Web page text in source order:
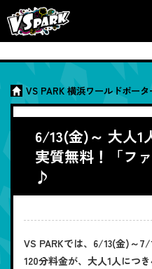
VS PARK 横浜ワールドポータ
6/13(金)～ 大人1
実質無料！「フ
♪
VS PARKでは、6/13(金)～7/
120分料金が、大人1人につ